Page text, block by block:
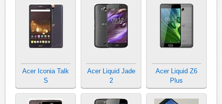
Acer Iconia Talk
S
Acer Liquid Jade
2
Acer Liquid Z6
Plus